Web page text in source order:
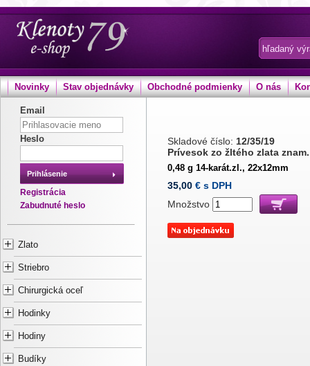
Novinky Stav objednávky Obchodné podmienky O nás
Email
Heslo
Prihlásenie
Registrácia
Zabudnuté heslo
Zlato
Striebro
Chirurgická oceľ
Hodinky
Hodiny
Budíky
Skladové číslo: 12/35/19
Prívesok zo žltého zlata
0,48 g 14-karát.zl., 22x12mm
35,00 € s DPH
Množstvo